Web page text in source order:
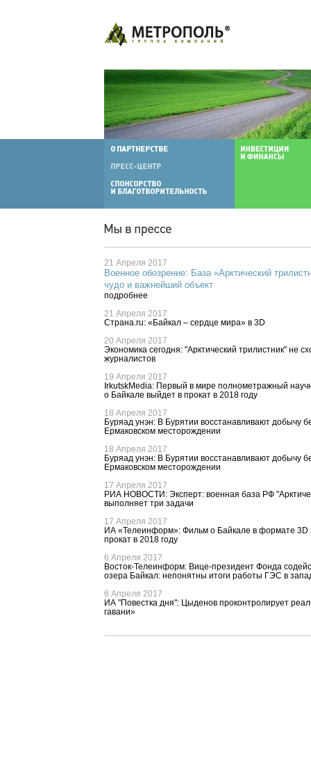
21 Апреля 2017
Военное обозрение: База «Арктический
чудо и важнейший объект
подробнее
21 Апреля 2017
Страна.ru: «Байкал – сердце мира» в 3D
20 Апреля 2017
Экономика сегодня: "Арктический трилистник" не
журналистов
19 Апреля 2017
IrkutskMedia: Первый в мире полнометражный
о Байкале выйдет в прокат в 2018 году
18 Апреля 2017
Буряад унэн: В Бурятии восстанавливают добычу
Ермаковском месторождении
18 Апреля 2017
Буряад унэн: В Бурятии восстанавливают добычу
Ермаковском месторождении
17 Апреля 2017
РИА НОВОСТИ: Эксперт: военная база РФ
выполняет три задачи
17 Апреля 2017
ИА «Телеинформ»: Фильм о Байкале в формате 3D
прокат в 2018 году
6 Апреля 2017
Восток-Телеинформ: Вице-президент Фонда
озера Байкал: непонятны итоги работы ГЭС в
6 Апреля 2017
ИА "Повестка дня": Цыденов проконтролирует
гавани»